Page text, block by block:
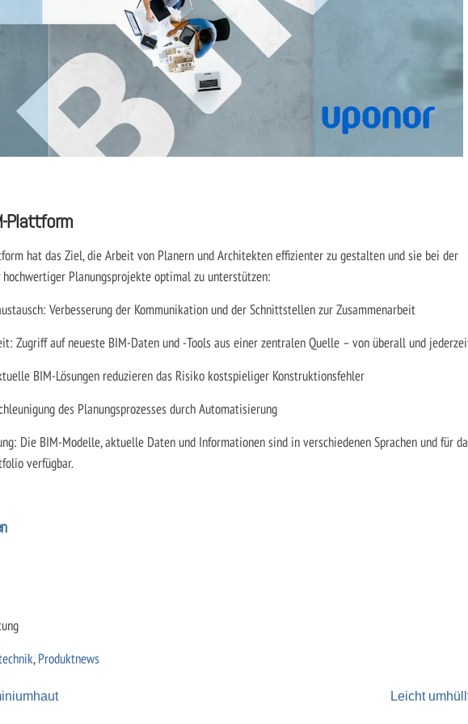
Plattform
hat das Ziel, die Arbeit von Planern und Architekten effizienter zu gestalten und sie bei der
Planungsprojekte optimal zu unterstützen:
Verbesserung der Kommunikation und der Schnittstellen zur Zusammenarbeit
Zugriff auf neueste BIM-Daten und -Tools aus einer zentralen Quelle – von überall und
BIM-Lösungen reduzieren das Risiko kostspieliger Konstruktionsfehler
des Planungsprozesses durch Automatisierung
Die BIM-Modelle, aktuelle Daten und Informationen sind in verschiedenen Sprachen und für
verfügbar.
,Produktnews
Leicht